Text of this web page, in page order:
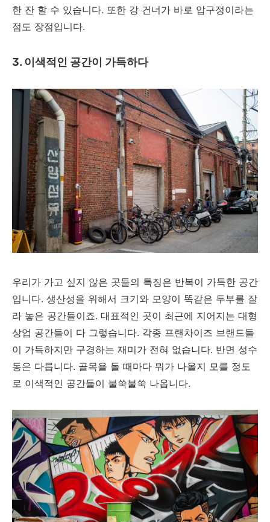
한 잔 할 수 있습니다. 또한 강 건너가 바로 압구정이라는
점도 장점입니다.
3. 이색적인 공간이 가득하다
우리가 가고 싶지 않은 곳들의 특징은 반복이 가득한 공간
입니다. 생산성을 위해서 크기와 모양이 똑같은 두부를 잘
라 놓은 공간들이죠. 대표적인 곳이 최근에 지어지는 대형
상업 공간들이 다 그렇습니다. 각종 프랜차이즈 브랜드들
이 가득하지만 구경하는 재미가 전혀 없습니다. 반면 성수
동은 다릅니다. 골목을 돌 때마다 뭐가 나올지 모를 정도
로 이색적인 공간들이 불쑥불쑥 나옵니다.